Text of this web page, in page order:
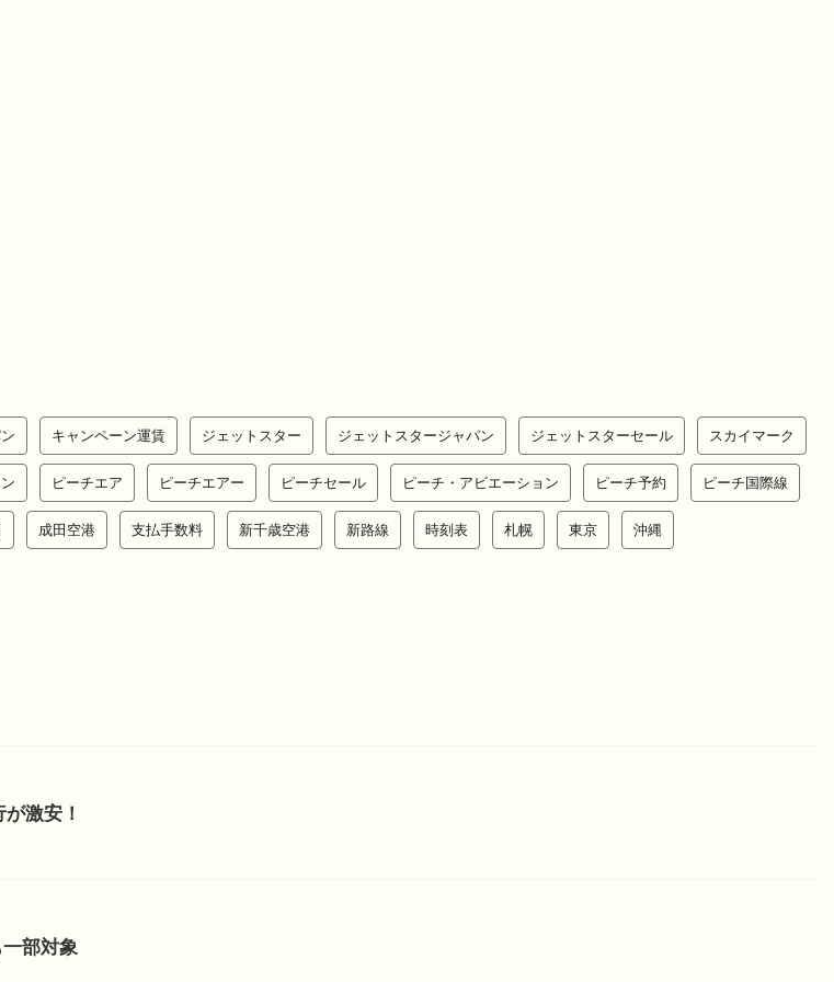
キャンペーン運賃 ジェットスター ジェットスタージャパン ジェットスターセール スカイマーク
ピーチエア ピーチエアー ピーチセール ピーチ・アビエーション ピーチ予約 ピーチ国際線
成田空港 支払手数料 新千歳空港 新路線 時刻表 札幌 東京 沖縄
激安！
部対象